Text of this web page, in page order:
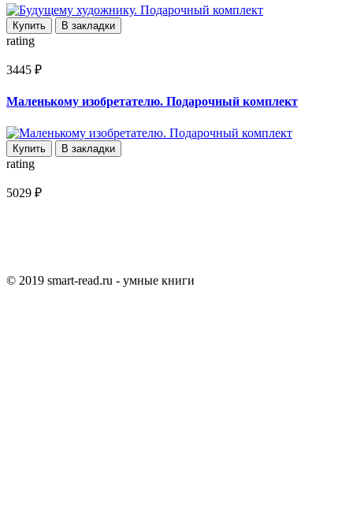
Купить В закладки
rating
3445 ₽
Маленькому изобретателю. Подарочный комплект
Купить В закладки
rating
5029 ₽
© 2019 smart-read.ru - умные книги